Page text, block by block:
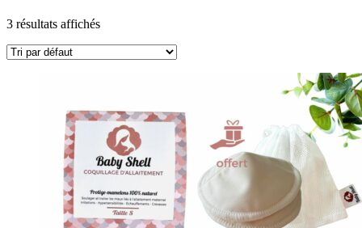
3 résultats affichés